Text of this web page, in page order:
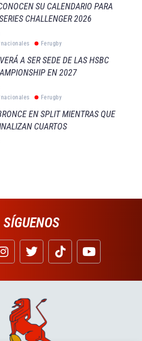
SU CALENDARIO PARA
CHALLENGER 2026
Ferugby
A SER SEDE DE LAS HSBC
EN 2027
Ferugby
EN SPLIT MIENTRAS QUE
CUARTOS
SÍGUENOS